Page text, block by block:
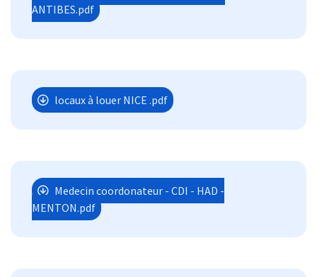
ANTIBES.pdf
locaux à louer NICE .pdf
Medecin coordonateur - CDI - HAD -
MENTON.pdf